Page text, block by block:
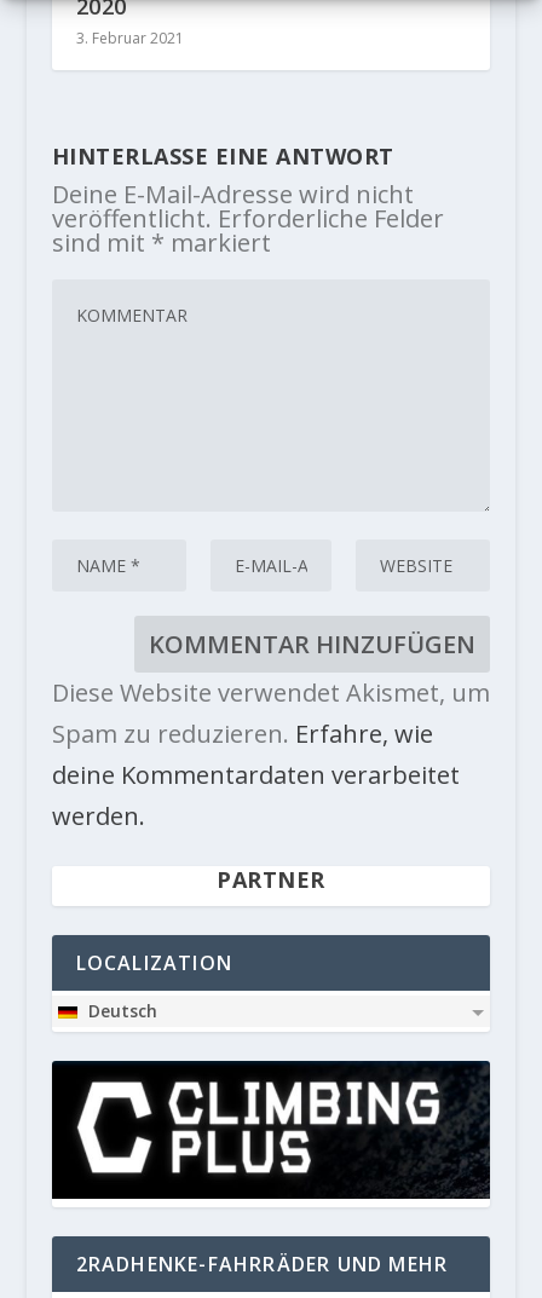
3. Februar 2021
HINTERLASSE EINE ANTWORT
Deine E-Mail-Adresse wird nicht
veröffentlicht. Erforderliche Felder
sind mit * markiert
Diese Website verwendet Akismet, um
Spam zu reduzieren. Erfahre, wie
deine Kommentardaten verarbeitet
werden.
PARTNER
LOCALIZATION
Deutsch
2RADHENKE-FAHRRÄDER UND MEHR